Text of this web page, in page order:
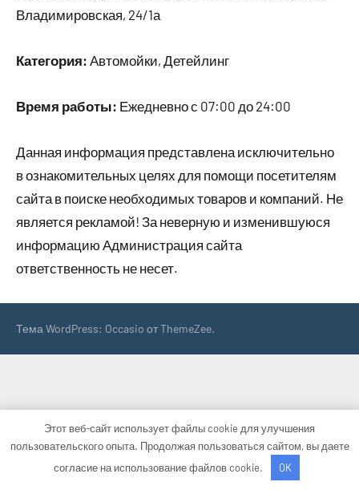
Владимировская, 24/1а
Категория: Автомойки, Детейлинг
Время работы: Ежедневно с 07:00 до 24:00
Данная информация представлена исключительно
в ознакомительных целях для помощи посетителям
сайта в поиске необходимых товаров и компаний. Не
является рекламой! За неверную и изменившуюся
информацию Администрация сайта
ответственность не несет.
Тема WordPress: Occasio от ThemeZee.
Этот веб-сайт использует файлы cookie для улучшения
пользовательского опыта. Продолжая пользоваться сайтом, вы даете
согласие на использование файлов cookie.
OK